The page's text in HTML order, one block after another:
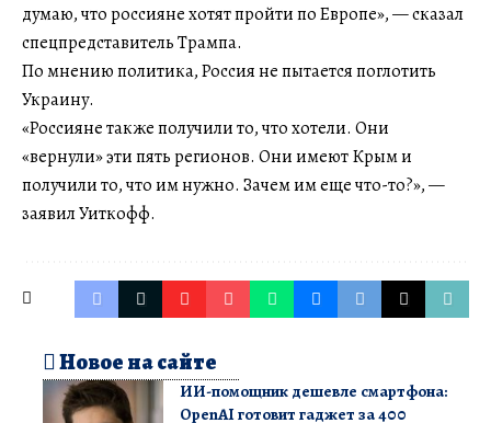
думаю, что россияне хотят пройти по Европе», — сказал
спецпредставитель Трампа.
По мнению политика, Россия не пытается поглотить
Украину.
«Россияне также получили то, что хотели. Они
«вернули» эти пять регионов. Они имеют Крым и
получили то, что им нужно. Зачем им еще что-то?», —
заявил Уиткофф.
Новое на сайте
ИИ-помощник дешевле смартфона:
OpenAI готовит гаджет за 400